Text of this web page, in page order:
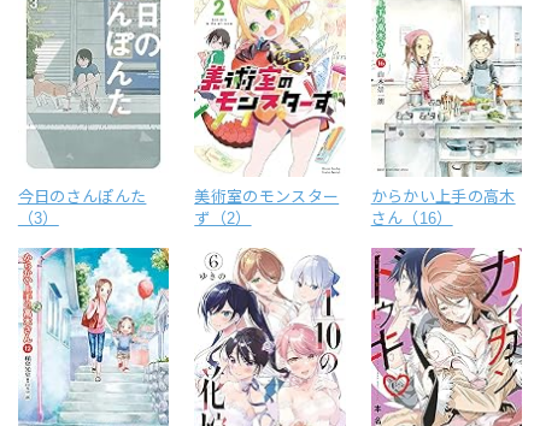
今日のさんぽんた
（3）
美術室のモンスター
ず（2）
からかい上手の高木
さん（16）